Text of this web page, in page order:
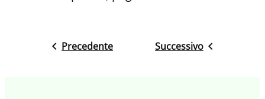
Precedente Successivo